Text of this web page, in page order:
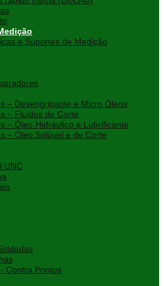
e Suportes de Medição
– Desengripante e Micro Óleos
– Fluidos de Corte
– Óleo Hidráulico e Lubrificante
– Óleo Solúvel e de Corte
UNC
Contra Pontos